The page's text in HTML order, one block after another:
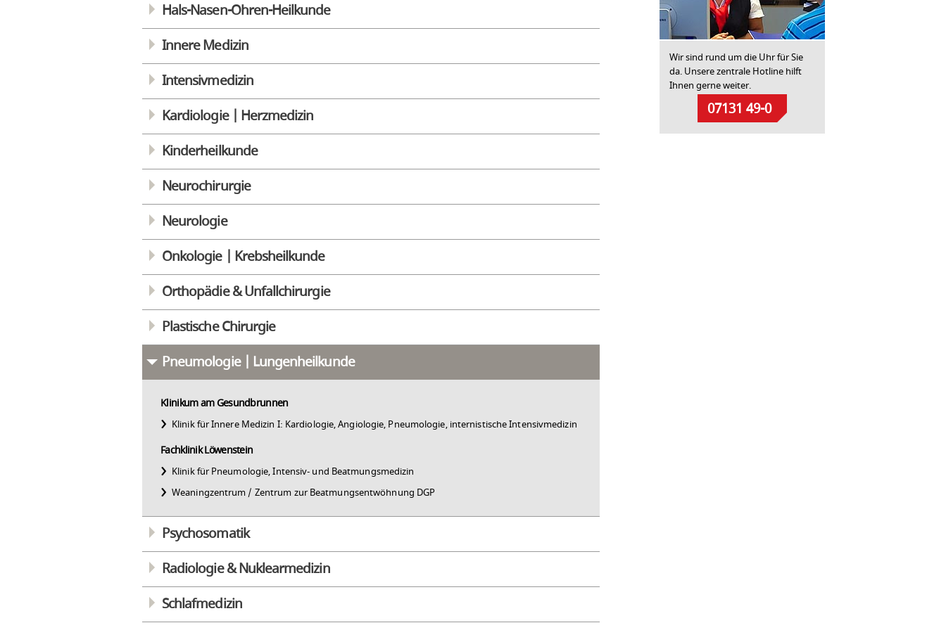
Hals-Nasen-Ohren-Heilkunde
Innere Medizin
Intensivmedizin
Kardiologie | Herzmedizin
Kinderheilkunde
Neurochirurgie
Neurologie
Onkologie | Krebsheilkunde
Orthopädie & Unfallchirurgie
Plastische Chirurgie
Pneumologie | Lungenheilkunde
Klinikum am Gesundbrunnen
Klinik für Innere Medizin I: Kardiologie, Angiologie, Pneumologie, internistische Intensivmedizin
Fachklinik Löwenstein
Klinik für Pneumologie, Intensiv- und Beatmungsmedizin
Weaningzentrum / Zentrum zur Beatmungsentwöhnung DGP
Psychosomatik
Radiologie & Nuklearmedizin
Schlafmedizin
Wir sind rund um die Uhr für Sie
da. Unsere zentrale Hotline hilft
Ihnen gerne weiter.
07131 49-0